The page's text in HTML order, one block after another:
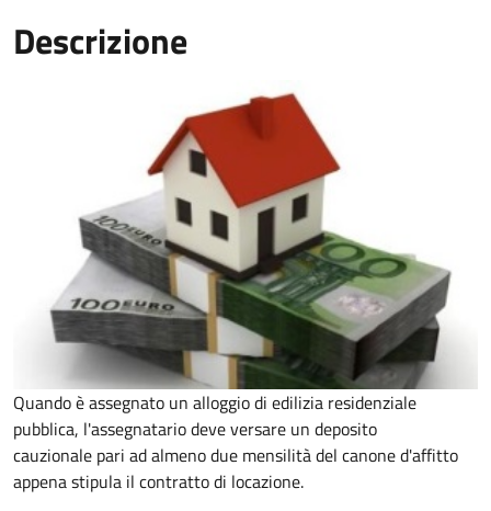
Descrizione
Quando è assegnato un alloggio di edilizia residenziale
pubblica, l'assegnatario deve versare un deposito
cauzionale pari ad almeno due mensilità del canone d'affitto
appena stipula il contratto di locazione.